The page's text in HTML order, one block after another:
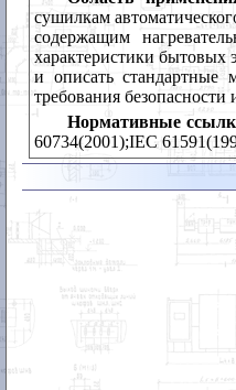
сушилкам
содержащим
характеристики бытовых
и описать стандартные
требования
Нормативные
60734(2001);IEC